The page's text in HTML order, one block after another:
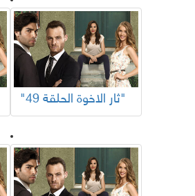
"ثار الاخوة الحلقة 49"